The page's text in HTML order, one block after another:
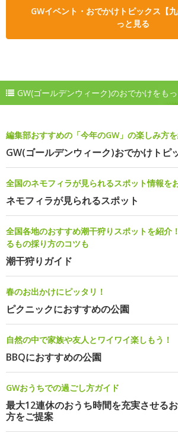
GWイベント・おでかけトピックス【
っと見る
GW(ゴールデンウィーク)のおでかけをも
編集部おすすめの「今年のGW」の楽しみ方
GW(ゴールデンウィーク)おでかけトピ
全国のネモフィラが見られるスポット情報を
ネモフィラが見られるスポット
全国各地のおすすめ潮干狩りスポットを紹介
るもの採り方のコツも
潮干狩りガイド
春のお出かけにピッタリ！
ピクニックにおすすめの公園
自然の中で家族や友人とワイワイ楽しもう！
BBQにおすすめの公園
GWおうちでの過ごし方ガイド
最大12連休のおうち時間を充実させる
方をご提案